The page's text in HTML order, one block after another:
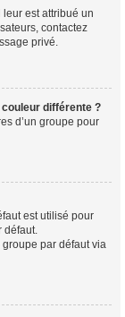
leur est attribué un
contactez
privé.
différente ?
d’un groupe pour
est utilisé pour
défaut.
groupe par défaut via